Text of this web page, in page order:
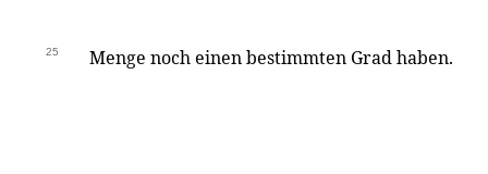
25 Menge noch einen bestimmten Grad haben.